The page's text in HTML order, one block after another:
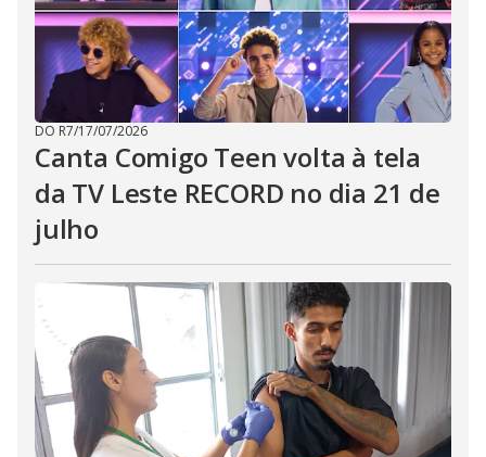
DO R7/17/07/2026
Canta Comigo Teen volta à tela
da TV Leste RECORD no dia 21 de
julho